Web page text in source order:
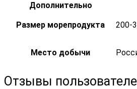
Дополнительно
Размер морепродукта 200-
Место добычи
Отзывы